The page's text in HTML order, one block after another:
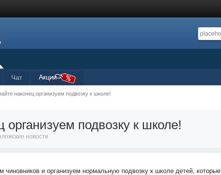
Чат
наконец организуем подвозку к школе!
организуем подвозку к школе!
новости
чиновников и организуем нормальную подвозку к школе детей, которые